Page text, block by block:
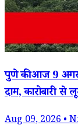
पुणे की आज 9
दाम, कारोबारी
Aug 09, 2026 •